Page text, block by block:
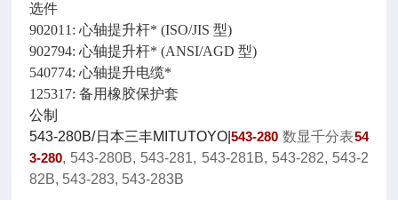
选件
902011: 心轴提升杆* (ISO/JIS 型)
902794: 心轴提升杆* (ANSI/AGD 型)
540774: 心轴提升电缆*
125317: 备用橡胶保护套
公制
543-280B/日本三丰MITUTOYO|543-280 数显千分表54
3-280, 543-280B, 543-281, 543-281B, 543-282, 543-2
82B, 543-283, 543-283B